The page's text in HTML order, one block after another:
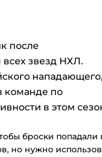
после
звезд НХЛ.
нападающего,
команде по
в этом
броски попадали
но нужно